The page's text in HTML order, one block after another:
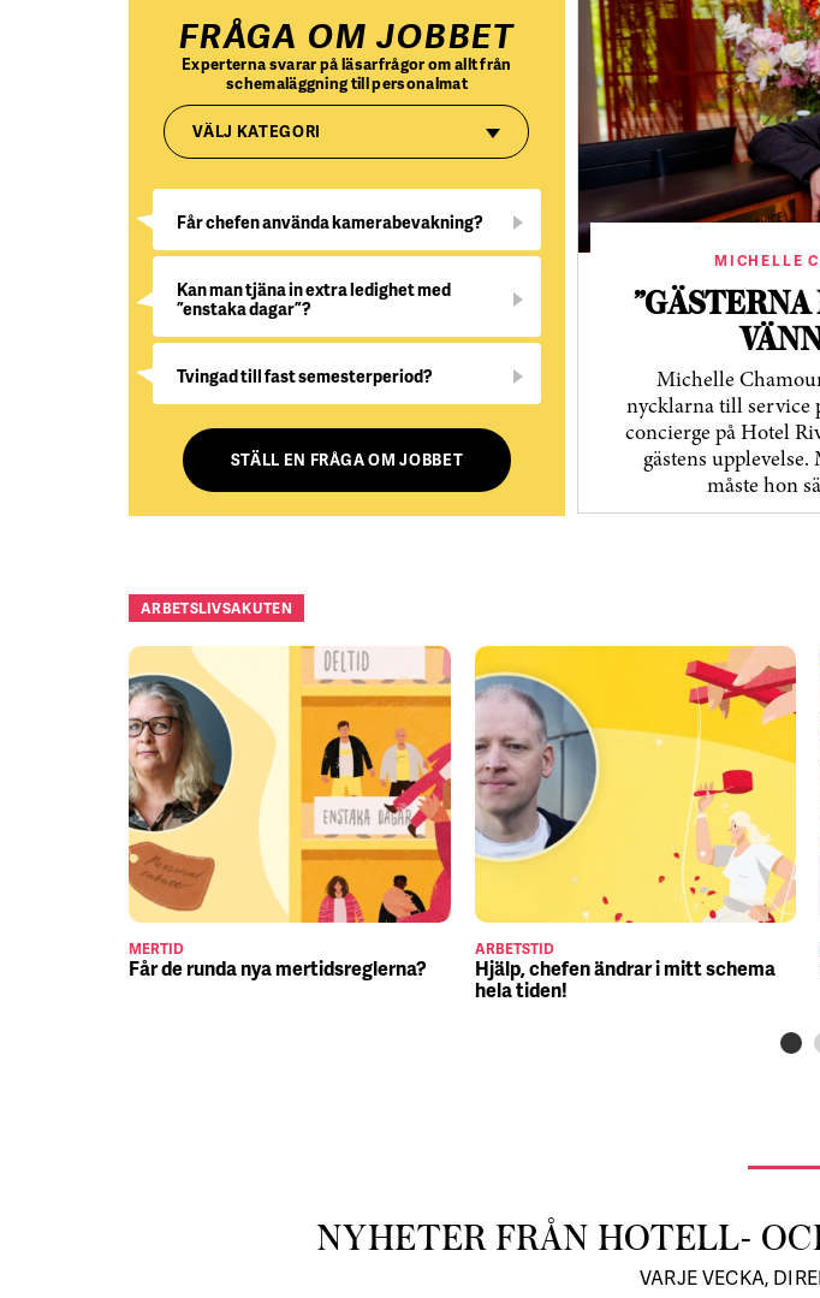
FRÅGA OM JOBBET
Experterna svarar på läsarfrågor om allt från
schemaläggning till personalmat
VÄLJ KATEGORI
Får chefen använda kamerabevakning?
Kan man tjäna in extra ledighet med
”enstaka dagar”?
Tvingad till fast semesterperiod?
STÄLL EN FRÅGA OM JOBBET
MICHELLE
Michelle
nycklarna till service
concierge på Hotel
gästens
måste hon
ARBETSLIVSAKUTEN
MERTID
Får de runda nya mertidsreglerna?
ARBETSTID
Hjälp, chefen ändrar i mitt schema
hela tiden!
NYHETER FRÅN HOTELL-
VARJE VECKA,